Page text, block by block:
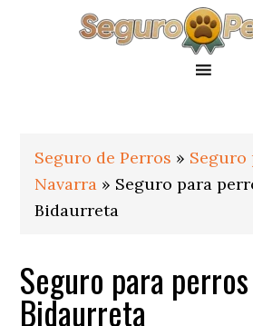
Seguro de Perros » Seguro
Navarra » Seguro para
Bidaurreta
Seguro para
Bidaurreta